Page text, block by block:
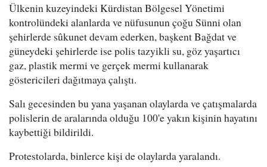
Ülkenin kuzeyindeki Kürdistan Bölgesel Yönetimi
kontrolündeki alanlarda ve nüfusunun çoğu Sünni olan
şehirlerde sûkunet devam ederken, başkent Bağdat ve
güneydeki şehirlerde ise polis tazyikli su, göz yaşartıcı
gaz, plastik mermi ve gerçek mermi kullanarak
göstericileri dağıtmaya çalıştı.
Salı gecesinden bu yana yaşanan olaylarda ve çatışmalarda
polislerin de aralarında olduğu 100'e yakın kişinin hayatını
kaybettiği bildirildi.
Protestolarda, binlerce kişi de olaylarda yaralandı.